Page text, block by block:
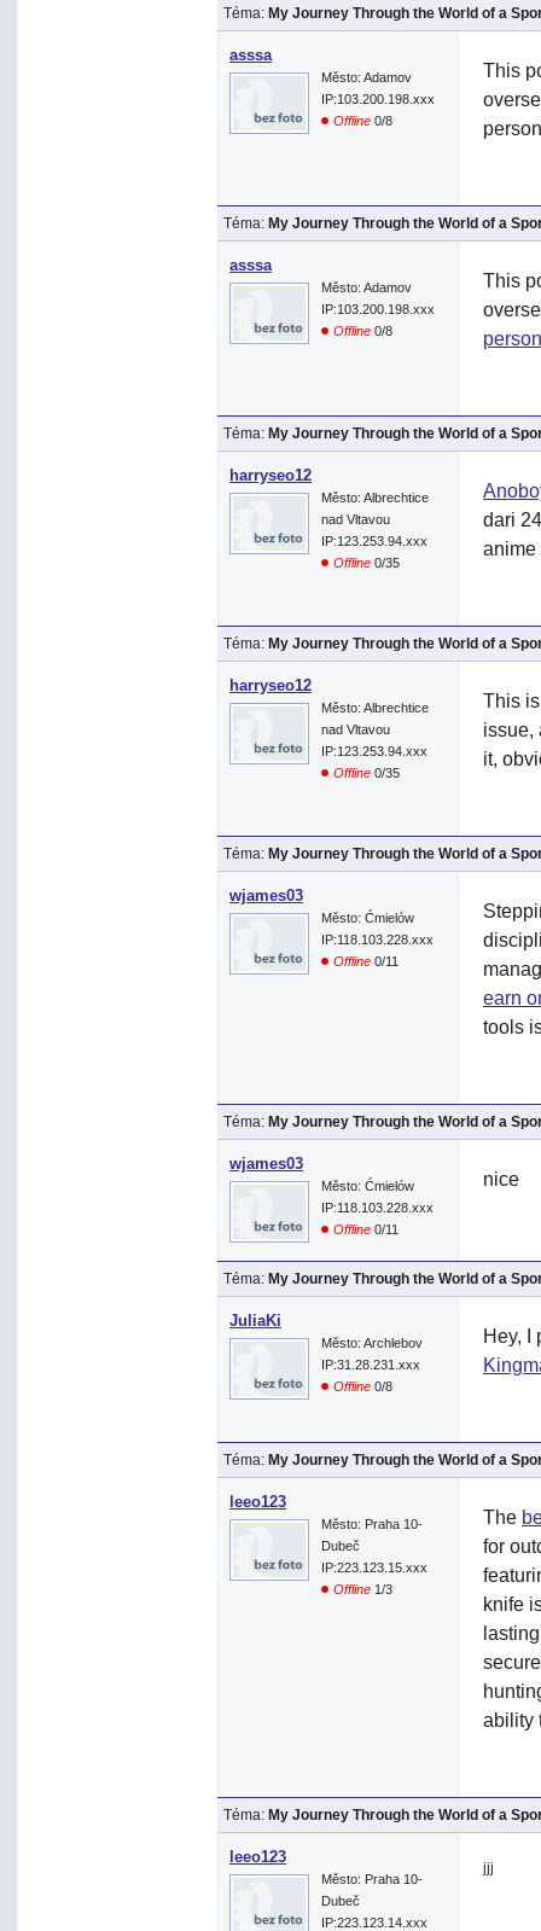
Téma: My Journey Through the World of a
asssa
Město: Adamov
IP:103.200.198.xxx
Offline 0/8
This
Téma: My Journey Through the World of a
asssa
Město: Adamov
IP:103.200.198.xxx
Offline 0/8
This
Téma: My Journey Through the World of a
harryseo12
Město: Albrechtice
nad Vltavou
IP:123.253.94.xxx
Offline 0/35
dari
anime
Téma: My Journey Through the World of a
harryseo12
Město: Albrechtice
nad Vltavou
IP:123.253.94.xxx
Offline 0/35
This
issue,
it,
Téma: My Journey Through the World of a
wjames03
Město: Ćmielów
IP:118.103.228.xxx
Offline 0/11
earn
tools
Téma: My Journey Through the World of a
wjames03
Město: Ćmielów
IP:118.103.228.xxx
Offline 0/11
nice
Téma: My Journey Through the World of a
JuliaKi
Město: Archlebov
IP:31.28.231.xxx
Offline 0/8
Hey, I
Téma: My Journey Through the World of a
leeo123
Město: Praha 10-
Dubeč
IP:223.123.15.xxx
Offline 1/3
The
for
knife
ability
Téma: My Journey Through the World of a
leeo123
Město: Praha 10-
Dubeč
IP:223.123.14.xxx
jjj